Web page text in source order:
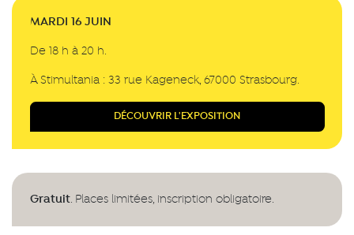
MARDI 16 JUIN
De 18 h à 20 h.
À Stimultania : 33 rue Kageneck, 67000 Strasbourg.
DÉCOUVRIR L'EXPOSITION
Gratuit. Places limitées, inscription obligatoire.